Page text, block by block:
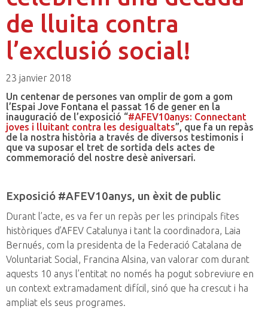
de lluita contra
l’exclusió social!
23 janvier 2018
Un centenar de persones van omplir de gom a gom
l’Espai Jove Fontana el passat 16 de gener en la
inauguració de l’exposició “#AFEV10anys: Connectant
joves i lluitant contra les desigualtats”, que fa un repàs
de la nostra història a través de diversos testimonis i
que va suposar el tret de sortida dels actes de
commemoració del nostre desè aniversari.
Exposició #AFEV10anys, un èxit de public
Durant l’acte, es va fer un repàs per les principals fites
històriques d’AFEV Catalunya i tant la coordinadora, Laia
Bernués, com la presidenta de la Federació Catalana de
Voluntariat Social, Francina Alsina, van valorar com durant
aquests 10 anys l’entitat no només ha pogut sobreviure en
un context extramadament difícil, sinó que ha crescut i ha
ampliat els seus programes.